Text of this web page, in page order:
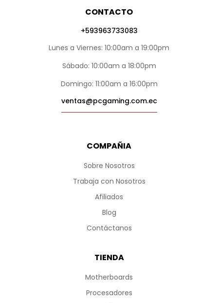
COMPAÑIA
Sobre Nosotros
Trabaja con Nosotros
Afiliados
Blog
Contáctanos
TIENDA
Motherboards
Procesadores
CONTACTO
+593963733083
Lunes a Viernes: 10:00am a 19:00pm
Sábado: 10:00am a 18:00pm
Domingo: 11:00am a 16:00pm
ventas@pcgaming.com.ec